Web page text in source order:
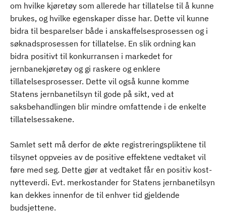
om hvilke kjøretøy som allerede har tillatelse til å kunne
brukes, og hvilke egenskaper disse har. Dette vil kunne
bidra til besparelser både i anskaffelsesprosessen og i
søknadsprosessen for tillatelse. En slik ordning kan
bidra positivt til konkurransen i markedet for
jernbanekjøretøy og gi raskere og enklere
tillatelsesprosesser. Dette vil også kunne komme
Statens jernbanetilsyn til gode på sikt, ved at
saksbehandlingen blir mindre omfattende i de enkelte
tillatelsessakene.
Samlet sett må derfor de økte registreringspliktene til
tilsynet oppveies av de positive effektene vedtaket vil
føre med seg. Dette gjør at vedtaket får en positiv kost-
nytteverdi. Evt. merkostander for Statens jernbanetilsyn
kan dekkes innenfor de til enhver tid gjeldende
budsjettene.